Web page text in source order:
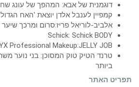
דוגמנית של אבא: המהפך של עונג
קמפיין לענבל אלדן יוצאת 'האח
אלביב-לוריאל פריז:סרום ומרכך שיער ULTIMATE
Schick: Schick BODY
Professional Makeup:JELLY JOB
טרנד הטיק טוק המסוכן: בני נוער
ביותר
תפריט האתר